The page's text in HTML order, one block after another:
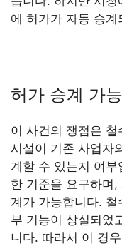
에 허가가 자동 승
허가 승계 가
이 사건의 쟁점은
시설이 기존 사업자
계할 수 있는지 여
한 기준을 요구하며
계가 가능합니다.
부 기능이 상실되었
니다. 따라서 이 경